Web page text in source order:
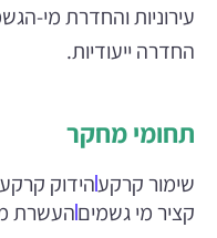
עירוניות והחדרת מי-
החדרה ייעודיות.
תחומי מחקר
שימור קרקעהידוק
קציר מי גשמיםהעשרת